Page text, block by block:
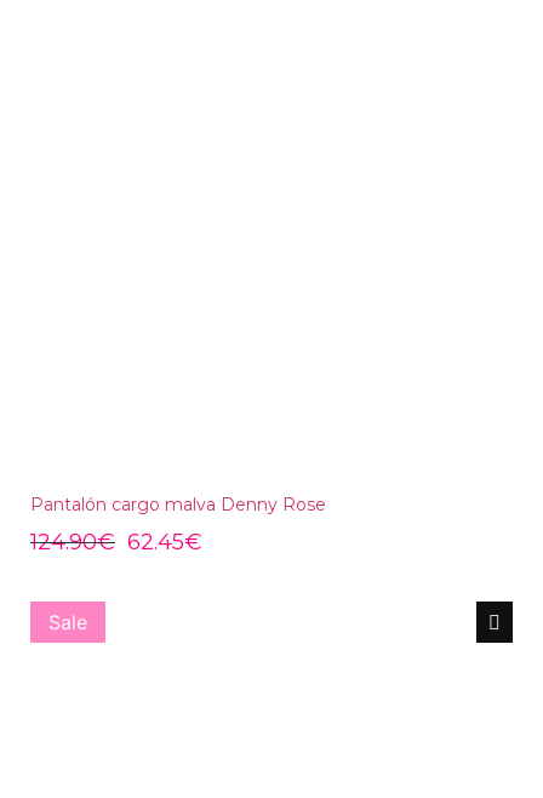
Pantalón cargo malva Denny Rose
124.90€ 62.45€
Sale